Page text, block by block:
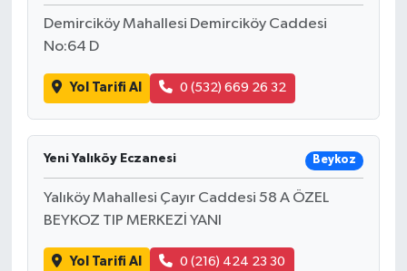
Demirciköy Mahallesi Demirciköy Caddesi
No:64 D
Yol Tarifi Al 0 (532) 669 26 32
Yeni Yalıköy Eczanesi Beykoz
Yalıköy Mahallesi Çayır Caddesi 58 A ÖZEL
BEYKOZ TIP MERKEZİ YANI
Yol Tarifi Al 0 (216) 424 23 30